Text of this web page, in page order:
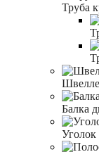
Труба
Балка
Уголок